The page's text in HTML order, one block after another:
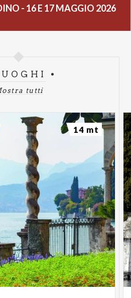
- 16 E 17 MAGGIO 2026
tutti
14 mt